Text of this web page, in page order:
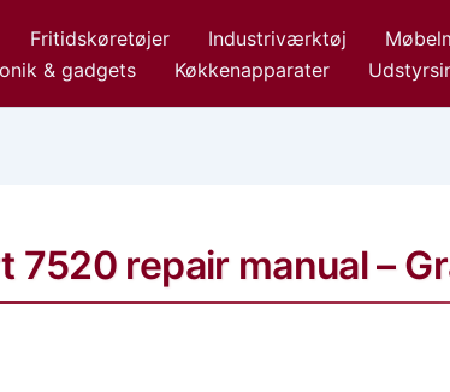
Fritidskøretøjer Industriværktøj
& gadgets Køkkenapparater
repair manual –